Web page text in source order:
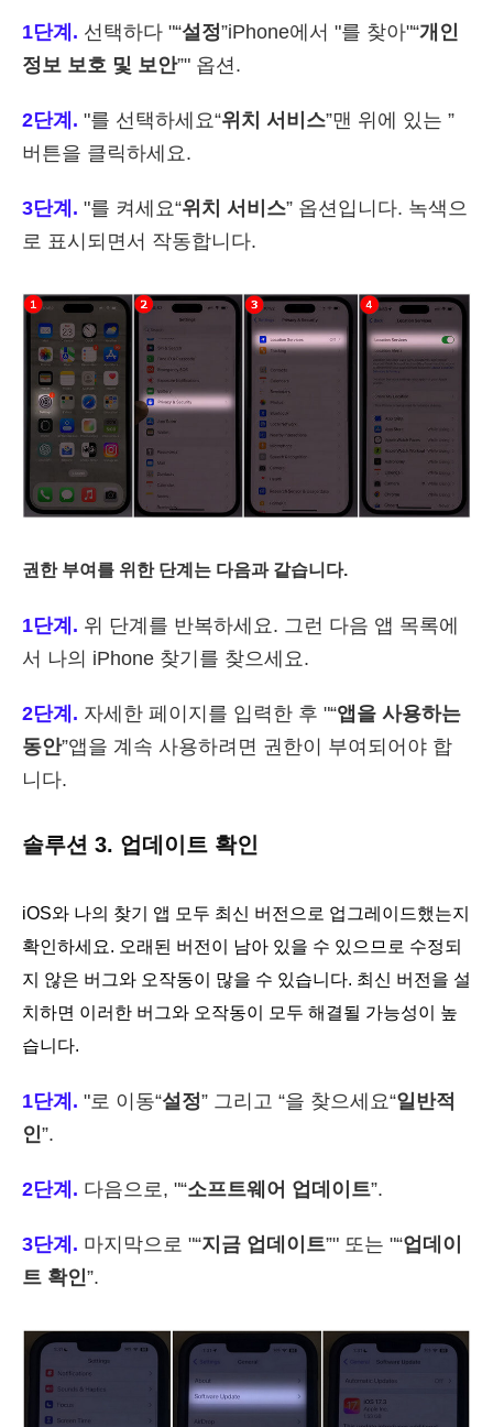
1단계. 선택하다 "“설정”iPhone에서 "를 찾아"“개인
정보 보호 및 보안”" 옵션.
2단계. "를 선택하세요“위치 서비스”맨 위에 있는 ”
버튼을 클릭하세요.
3단계. "를 켜세요“위치 서비스” 옵션입니다. 녹색으
로 표시되면서 작동합니다.
권한 부여를 위한 단계는 다음과 같습니다.
1단계. 위 단계를 반복하세요. 그런 다음 앱 목록에
서 나의 iPhone 찾기를 찾으세요.
2단계. 자세한 페이지를 입력한 후 "“앱을 사용하는
동안”앱을 계속 사용하려면 권한이 부여되어야 합
니다.
솔루션 3. 업데이트 확인
iOS와 나의 찾기 앱 모두 최신 버전으로 업그레이드했는지
확인하세요. 오래된 버전이 남아 있을 수 있으므로 수정되
지 않은 버그와 오작동이 많을 수 있습니다. 최신 버전을 설
치하면 이러한 버그와 오작동이 모두 해결될 가능성이 높
습니다.
1단계. "로 이동“설정” 그리고 “을 찾으세요“일반적
인”.
2단계. 다음으로, "“소프트웨어 업데이트”.
3단계. 마지막으로 "“지금 업데이트”" 또는 "“업데이
트 확인”.